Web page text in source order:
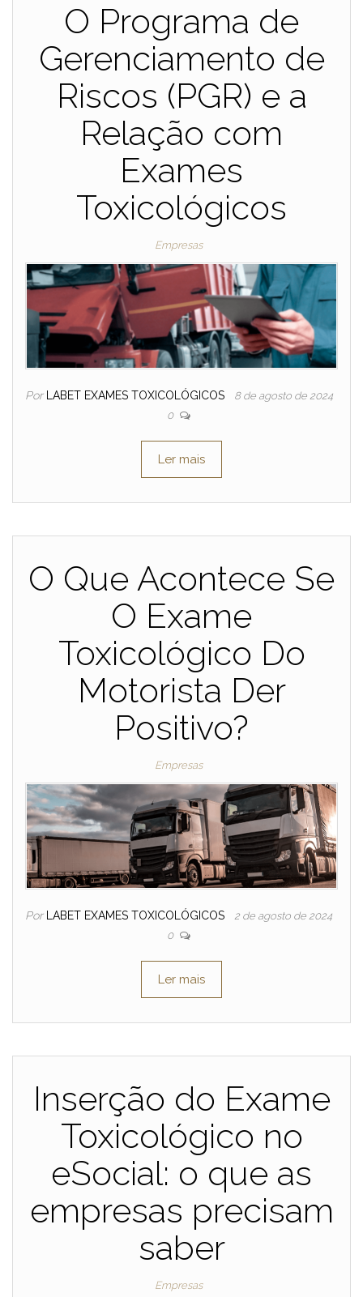
O Programa de
Gerenciamento de
Riscos (PGR) e a
Relação com
Exames
Toxicológicos
Empresas
Por LABET EXAMES TOXICOLÓGICOS
8 de agosto de 2024
0
Ler mais
O Que Acontece Se
O Exame
Toxicológico Do
Motorista Der
Positivo?
Empresas
Por LABET EXAMES TOXICOLÓGICOS
2 de agosto de 2024
0
Ler mais
Inserção do Exame
Toxicológico no
eSocial: o que as
empresas precisam
saber
Empresas